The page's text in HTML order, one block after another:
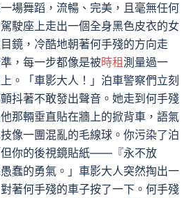
場舞蹈，流暢、完美，且毫無任何
駛座上走出一個全身黑色皮衣的女
鏡，冷酷地朝著何手殘的方向走
，每一步都像是被時租測量過一
。「車影大人！」泊車警察們立刻
抖著不敢發出聲音。她走到何手殘
那輛垂直貼在牆上的掀背車，語氣
像一團混亂的毛線球。你污染了泊
你的後視鏡貼紙——『永不放
蠢的勇氣。」車影大人突然掏出一
著何手殘的車子按了一下。何手殘